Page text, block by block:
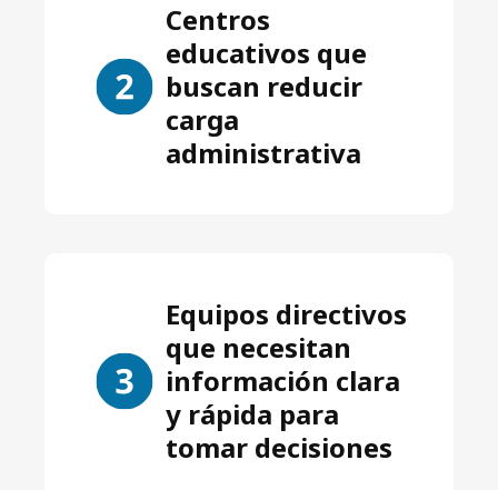
Centros
educativos que
buscan reducir
carga
administrativa
Equipos directivos
que necesitan
información clara
y rápida para
tomar decisiones